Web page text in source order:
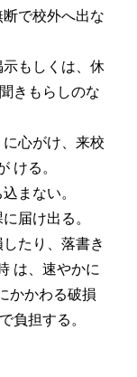
断で校外へ出な
示もしくは、休
きもらしのな
に心がけ、来校
ける。
まない。
届け出る。
たり、落書き
は、速やかに
かかわる破損
負担する。